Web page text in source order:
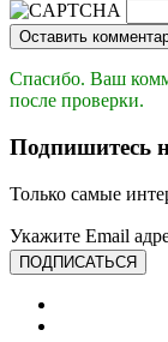
Оставить
Спасибо. Ваш
после проверки.
Подпишитесь
Только самые
Укажите Email
ПОДПИСАТЬСЯ